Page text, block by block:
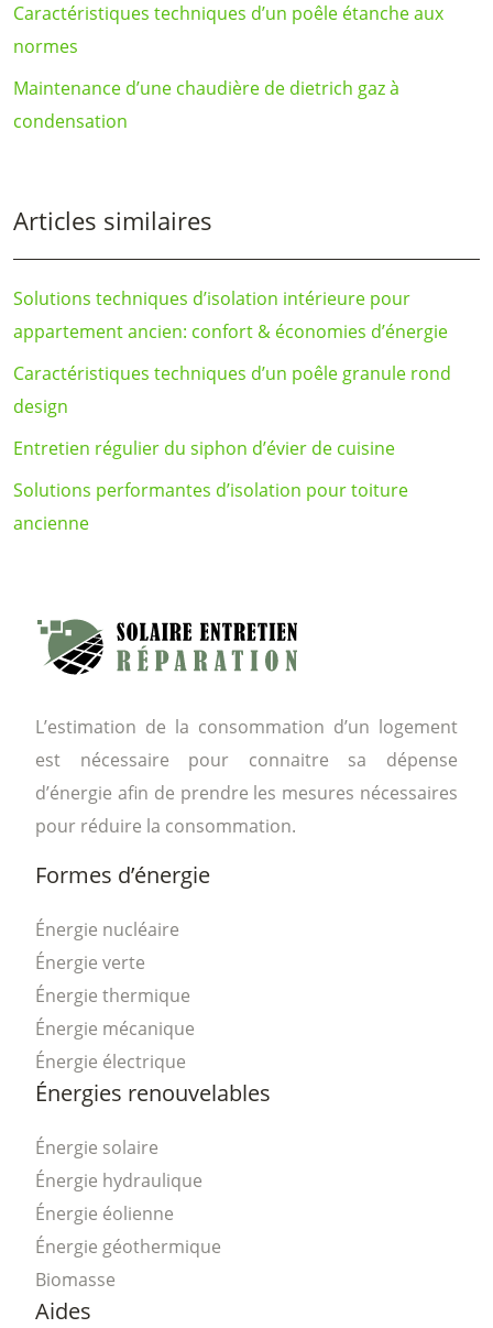
Caractéristiques techniques d’un poêle étanche aux
normes
Maintenance d’une chaudière de dietrich gaz à
condensation
Articles similaires
Solutions techniques d’isolation intérieure pour
appartement ancien: confort & économies d’énergie
Caractéristiques techniques d’un poêle granule rond
design
Entretien régulier du siphon d’évier de cuisine
Solutions performantes d’isolation pour toiture
ancienne
L’estimation de la consommation d’un logement
est nécessaire pour connaitre sa dépense
d’énergie afin de prendre les mesures nécessaires
pour réduire la consommation.
Formes d’énergie
Énergie nucléaire
Énergie verte
Énergie thermique
Énergie mécanique
Énergie électrique
Énergies renouvelables
Énergie solaire
Énergie hydraulique
Énergie éolienne
Énergie géothermique
Biomasse
Aides